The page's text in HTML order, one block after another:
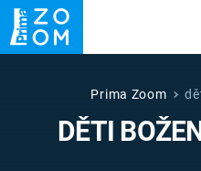
ZRÁDCI
ZÁHADY VETŘELCI
Prima Zoom
DĚTI